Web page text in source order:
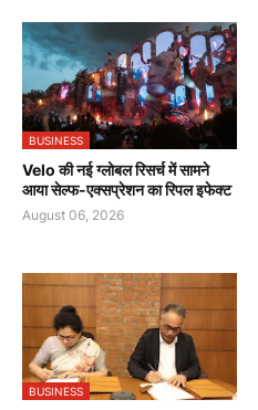
BUSINESS
Velo की नई ग्लोबल रिसर्च में सामने
आया सेल्फ-एक्सप्रेशन का रिपल इफेक्ट
August 06, 2026
BUSINESS